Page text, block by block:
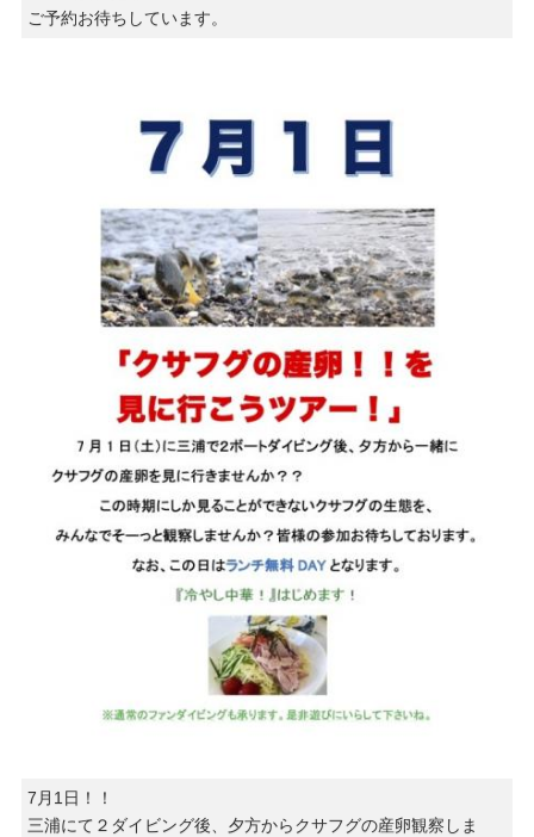
ご予約お待ちしています。
7月1日！！
三浦にて２ダイビング後、夕方からクサフグの産卵観察しま